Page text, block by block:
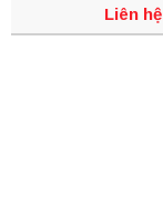
Liên hệ